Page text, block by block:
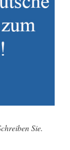
Sie.